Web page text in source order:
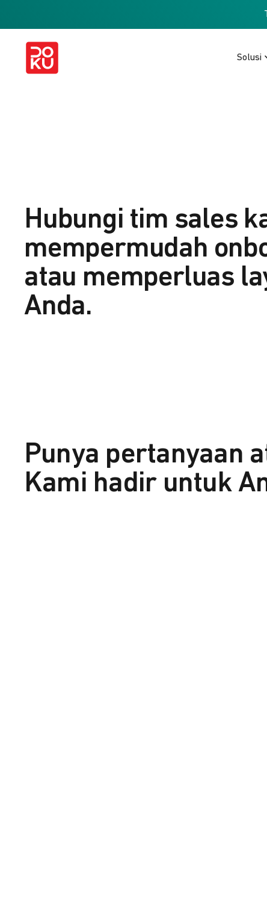
Solusi
Hubungi tim sales
mempermudah
atau memperluas
Anda.
Punya pertanyaan
Kami hadir untuk